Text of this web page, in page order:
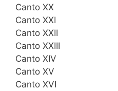
Canto XX
Canto XXI
Canto XXII
Canto XXIII
Canto XIV
Canto XV
Canto XVI